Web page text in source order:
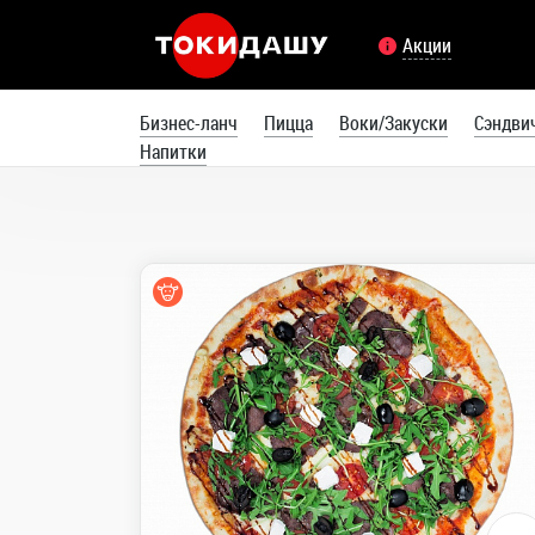
Акции
Бизнес-ланч Пицца Воки/Закуски
Напитки